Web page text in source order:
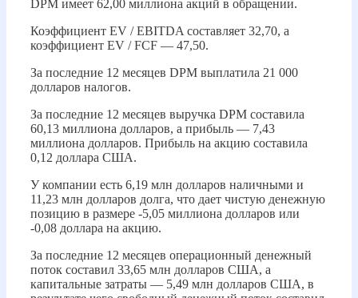
DPM имеет 62,00 миллиона акций в обращении.
Коэффициент EV / EBITDA составляет 32,70, а
коэффициент EV / FCF — 47,50.
За последние 12 месяцев DPM выплатила 21 000
долларов налогов.
За последние 12 месяцев выручка DPM составила
60,13 миллиона долларов, а прибыль — 7,43
миллиона долларов. Прибыль на акцию составила
0,12 доллара США.
У компании есть 6,19 млн долларов наличными и
11,23 млн долларов долга, что дает чистую денежную
позицию в размере -5,05 миллиона долларов или
-0,08 доллара на акцию.
За последние 12 месяцев операционный денежный
поток составил 33,65 млн долларов США, а
капитальные затраты — 5,49 млн долларов США, в